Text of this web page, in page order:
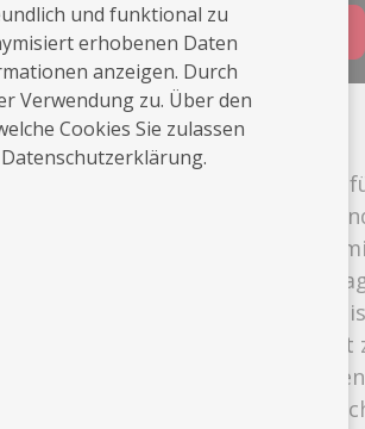
schreiben Buchungsanfrage
im fotografieren
ist es doch immer etwas
zu fotografieren. Es erfüllt
während eines
einem Fine-Art geprägten
um die Geschehnisse nicht
versuche ich neue
so entstehen sehr
und funktional zu
erhobenen Daten
anzeigen. Durch
Verwendung zu. Über den
Cookies Sie zulassen